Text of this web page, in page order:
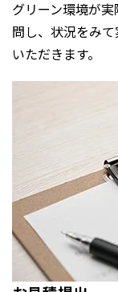
グリーン環境が
問し、状況をみ
いただきます。